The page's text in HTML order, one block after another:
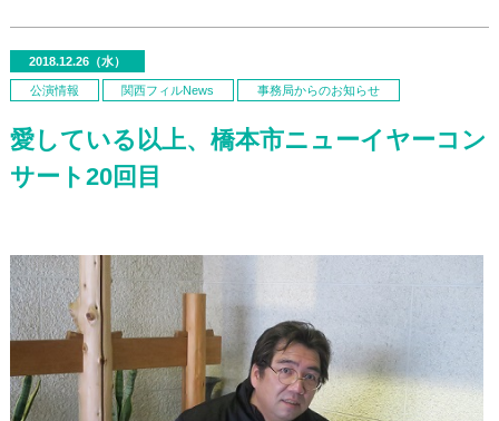
2018.12.26（水）
公演情報 関西フィルNews 事務局からのお知らせ
愛している以上、橋本市ニューイヤーコン
サート20回目